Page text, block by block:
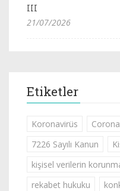
III
21/07/2026
Etiketler
Koronavirüs
7226 Sayılı Kanun
kişisel verilerin
rekabet hukuku